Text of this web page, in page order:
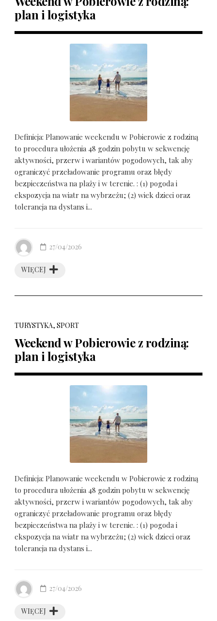
plan i logistyka
Definicja: Planowanie weekendu w Pobierowie z rodziną
to procedura ułożenia 48 godzin pobytu w sekwencję
aktywności, przerw i wariantów pogodowych, tak aby
ograniczyć przeładowanie programu oraz błędy
bezpieczeństwa na plaży i w terenie. : (1) pogoda i
ekspozycja na wiatr na wybrzeżu; (2) wiek dzieci oraz
tolerancja na dystans i...
WIĘCEJ
27/04/2026
TURYSTYKA, SPORT
Weekend w Pobierowie z rodziną:
plan i logistyka
Definicja: Planowanie weekendu w Pobierowie z rodziną
to procedura ułożenia 48 godzin pobytu w sekwencję
aktywności, przerw i wariantów pogodowych, tak aby
ograniczyć przeładowanie programu oraz błędy
bezpieczeństwa na plaży i w terenie. : (1) pogoda i
ekspozycja na wiatr na wybrzeżu; (2) wiek dzieci oraz
tolerancja na dystans i...
WIĘCEJ
27/04/2026